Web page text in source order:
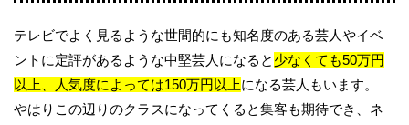
テレビでよく見るような世間的にも知名度のある芸人やイベ
ントに定評があるような中堅芸人になると 少なくても50万円
以上、人気度によっては150万円以上になる芸人もいます。
やはりこの辺りのクラスになってくると集客も期待でき、ネ